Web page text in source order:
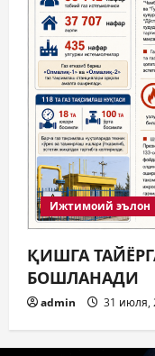
Ижтимоий эълон
ҚИШГА
БОШЛАНАДИ
admin 31 июля,